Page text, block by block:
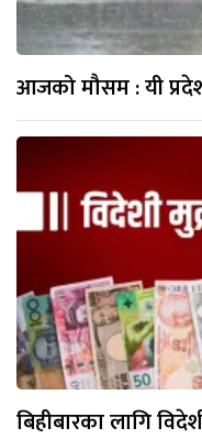
आजको मौसम : यी
बिहीबारका लागि